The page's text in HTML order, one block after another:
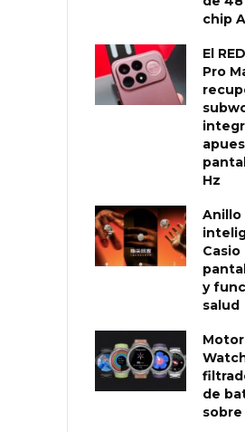
chip
El
Pro
Hz
Anillo
Casio
y
salud
de
sobre